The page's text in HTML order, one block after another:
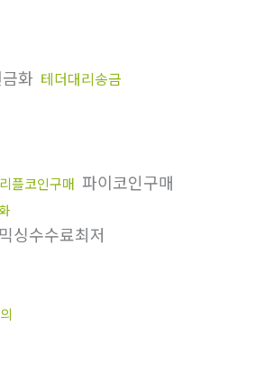
화 테더대리송금
리플코인구매 파이코인구매
싱수수료최저